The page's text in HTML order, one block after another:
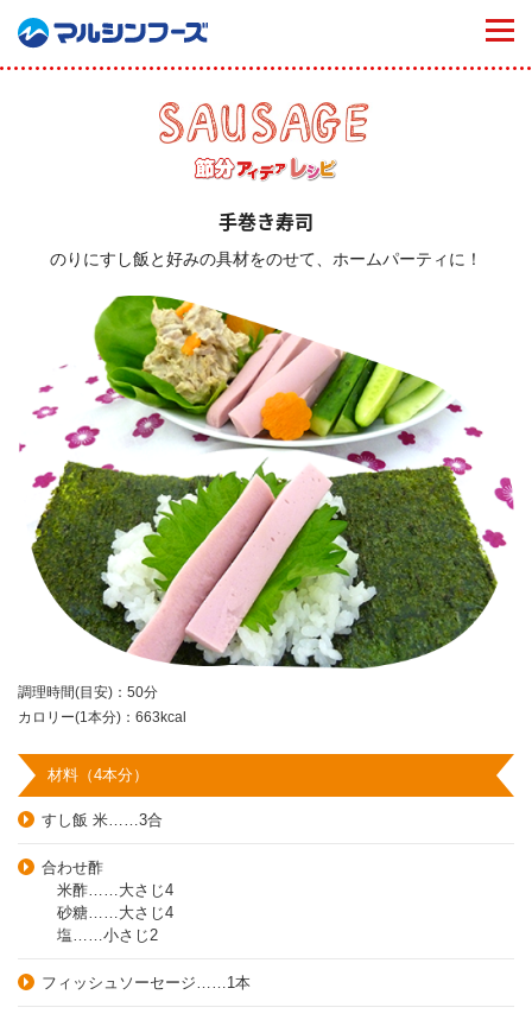
手巻き寿司
のりにすし飯と好みの具材をのせて、ホームパーティに！
調理時間(目安)：50分
カロリー(1本分)：663kcal
材料（4本分）
すし飯 米……3合
合わせ酢
米酢……大さじ4
砂糖……大さじ4
塩……小さじ2
フィッシュソーセージ……1本